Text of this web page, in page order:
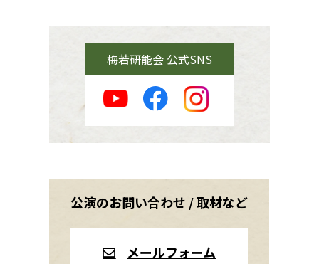
梅若研能会 公式SNS
公演のお問い合わせ / 取材など
メールフォーム